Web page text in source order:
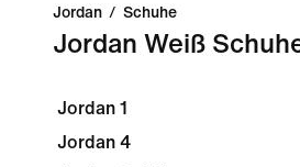
Jordan / Schuhe
Jordan Weiß
Jordan 1
Jordan 4